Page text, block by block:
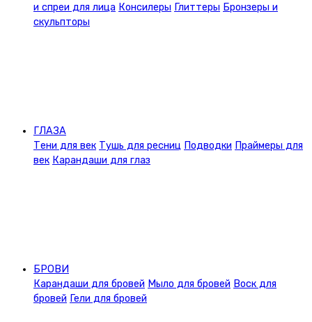
и спреи для лица Консилеры Глиттеры Бронзеры и
скульпторы
ГЛАЗА
Тени для век Тушь для ресниц Подводки Праймеры для
век Карандаши для глаз
БРОВИ
Карандаши для бровей Мыло для бровей Воск для
бровей Гели для бровей